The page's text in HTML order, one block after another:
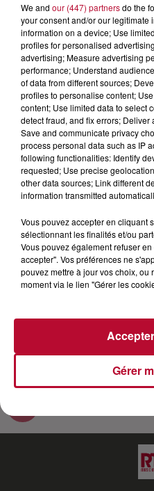
Lecture (21 min
RTS
18 mai 2021 - 21 min 10 sec
CLARA LUCIANI
Le nouvel album de Clara
disponible le 11 juin
rencontre de Clara
tenu secret... Et vous
quelques infos
https:www.rtsfm.com
https://
We and our (447) partnersdo the
your consent and/or our legitimate
information on a device; Use
profiles for personalised
advertising; Measure advertising
performance; Understand
of data from different sources;
profiles to personalise content;
content; Use limited data to select
detect fraud, and fix errors;
Save and communicate privacy
process personal data such as IP
following functionalities: Identify
requested; Use precise
other data sources; Link different
information transmitted
Vous pouvez accepter en cliquant
sélectionnant les finalités et/ou
Vous pouvez également refuser
accepter". Vos préférences ne
pouvez mettre à jour vos choix, ou
moment via le lien "Gérer les
Gérer